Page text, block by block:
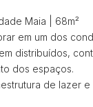
Maia | 68m²
em um dos
distribuídos,
dos espaços.
de lazer